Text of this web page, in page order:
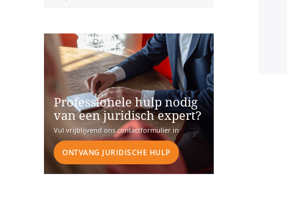
Professionele hulp nodig
van een juridisch expert?
Vul vrijblijvend ons contactformulier in
ONTVANG JURIDISCHE HULP